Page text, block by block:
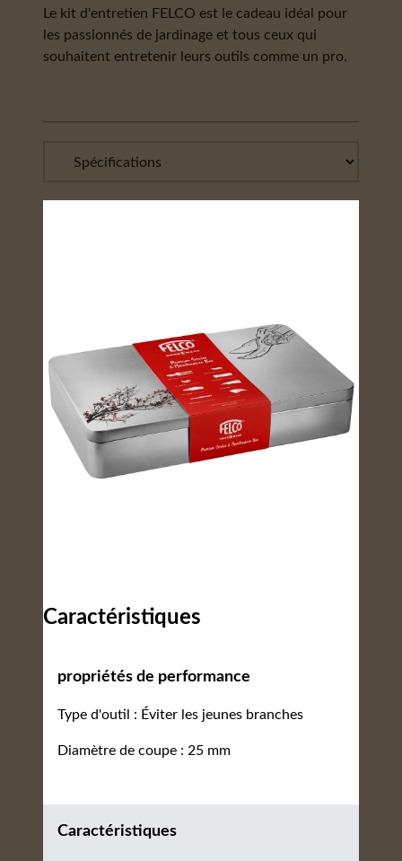
Le kit d'entretien FELCO est le cadeau idéal pour
les passionnés de jardinage et tous ceux qui
souhaitent entretenir leurs outils comme un pro.
Caractéristiques
propriétés de performance
Type d'outil : Éviter les jeunes branches
Diamètre de coupe : 25 mm
Caractéristiques